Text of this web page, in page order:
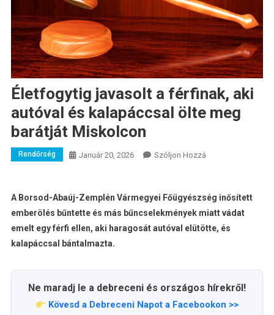
Életfogytig javasolt a férfinak, aki
autóval és kalapáccsal ölte meg
barátját Miskolcon
Rendőrség Január 20, 2026 Szóljon HozzáA
A
Férfinak,
Aki
Barátját
A Borsod-Abaúj-Zemplén Vármegyei Főügyészség inősített
emberölés bűntette és más bűncselekmények miatt vádat
emelt egy férfi ellen, aki haragosát autóval elütötte, és
kalapáccsal bántalmazta.
Ne maradj le a debreceni és országos hírekről!
Kövesd a Debreceni Napot a Facebookon >>